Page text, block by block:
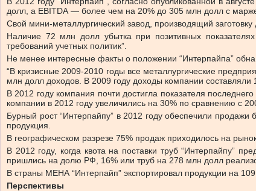
долл, а EBITDA — более чем на 20% до 305 млн долл c
Свой мини-металлургический завод, производящий
Наличие 72 млн долл убытка при позитивных
требований учетных политик”.
Не менее интересные факты о положении “Интерпайпа”
“В кризисные 2009-2010 годы все металлургические
млн долл доходов. В 2009 году доходы компании
В 2012 году компания почти достигла показателя
компании в 2012 году увеличились на 30% по сравнению с
Бурный рост “Интерпайпу” в 2012 году обеспечили
продукция.
В географическом разрезе 75% продаж приходилось на
В 2012 году, когда квота на поставки труб “Интерпайпу”
пришлись на долю РФ, 16% или труб на 278 млн долл
В страны МЕНА “Интерпайп” экспортировал продукции на
Перспективы